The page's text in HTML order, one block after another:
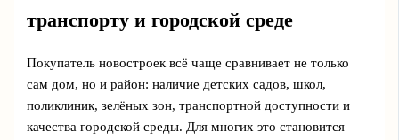
транспорту и городской среде
Покупатель новостроек всё чаще сравнивает не только
сам дом, но и район: наличие детских садов, школ,
поликлиник, зелёных зон, транспортной доступности и
качества городской среды. Для многих это становится